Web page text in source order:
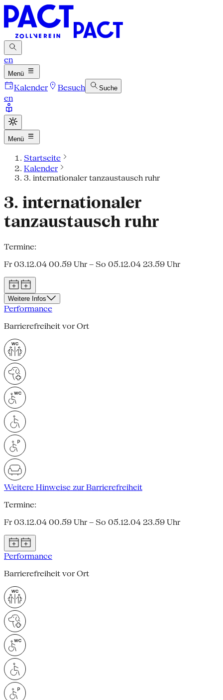
en
Menü
Kalender Besuch Suche
en
Menü
Startseite
Kalender
3. internationaler tanzaustausch ruhr
3. internationaler
tanzaustausch ruhr
Termine:
Fr 03.12.04 00.59 Uhr – So 05.12.04 23.59 Uhr
Weitere Infos
Performance
Barrierefreiheit vor Ort
Weitere Hinweise zur Barrierefreiheit
Termine:
Fr 03.12.04 00.59 Uhr – So 05.12.04 23.59 Uhr
Performance
Barrierefreiheit vor Ort